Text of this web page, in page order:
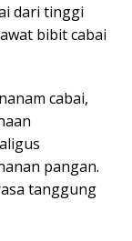
dari tinggi
bibit cabai
cabai,
pangan.
tanggung